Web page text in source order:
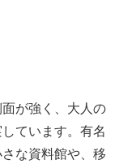
が強く、大人の
ています。有名
な資料館や、移